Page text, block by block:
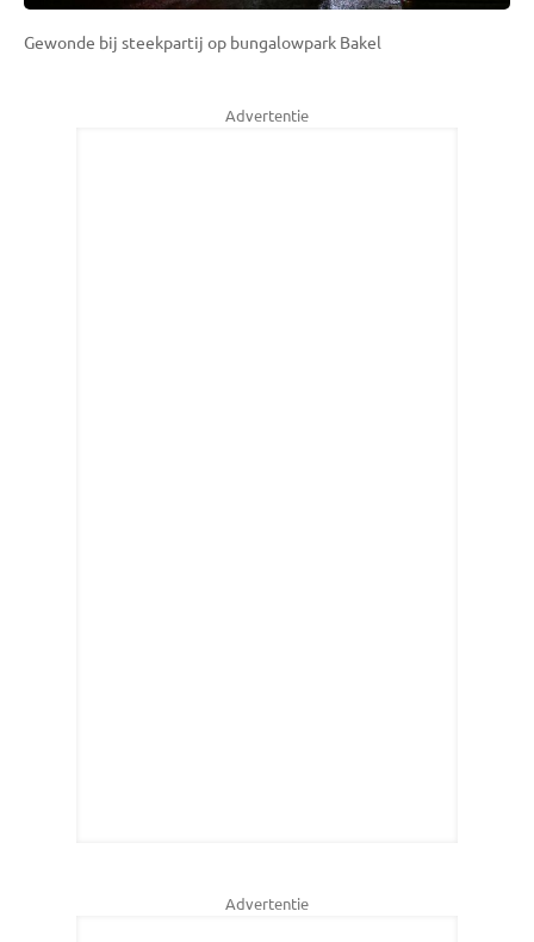
Gewonde bij steekpartij op bungalowpark Bakel
Advertentie
Advertentie